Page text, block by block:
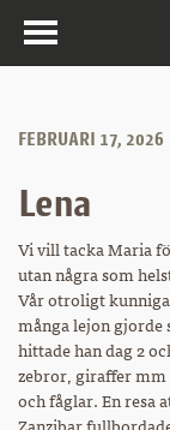
Toggle
navigation
FEBRUARI 17, 2026
Lena
Vi vill tacka Maria
utan några som
Vår otroligt
många lejon gjorde
hittade han dag 2
zebror, giraffer
och fåglar. En resa